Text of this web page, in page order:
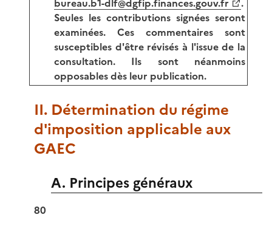
Seules les contributions signées seront
examinées. Ces commentaires sont
susceptibles d'être révisés à l'issue de la
consultation. Ils sont néanmoins
opposables dès leur publication.
II. Détermination du régime
d'imposition applicable aux
GAEC
A. Principes généraux
80